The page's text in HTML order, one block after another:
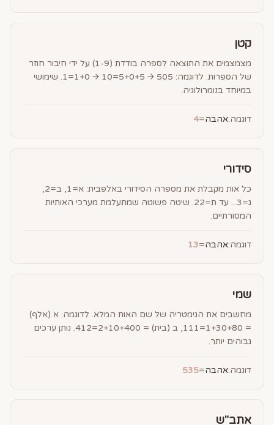
קטן
מצמצמים את התוצאה לספרה בודדת (1-9) על ידי חיבור חוזר
של הספרות. לדוגמה: 505 → 5+0+5=10 → 1+0=1. שימושי
במיוחד בנומרולוגיה.
דוגמה:אהבה=
4
סידורי
כל אות מקבלת את מספרה הסידורי באלפבית: א=1, ב=2,
ג=3... עד ת=22. שיטה פשוטה שמתעלמת מערכי האותיות
המסורתיים.
דוגמה:אהבה=
13
שמי
מחשבים את הגימטריה של שם האות המלא. לדוגמה: א (אלף)
= 1+30+80=111, ב (בית) = 2+10+400=412. נותן ערכים
גבוהים יותר.
דוגמה:אהבה=
535
אתב"ש